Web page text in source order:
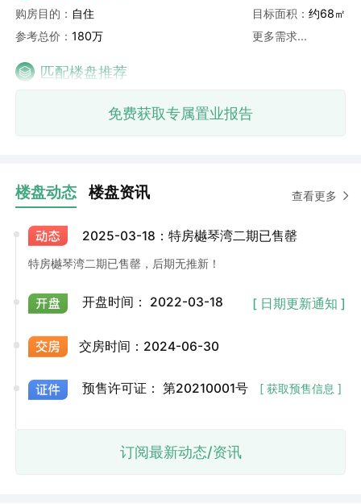
购房目的： 自住
参考总价：180万
目标面积： 约68㎡
更多需求...
匹配楼盘推荐
免费获取专属置业报告
楼盘动态 楼盘资讯 查看更多
2025-03-18：特房樾琴湾二期已售罄
特房樾琴湾二期已售罄，后期无推新！
开盘时间： 2022-03-18 [ 日期更新通知 ]
交房时间： 2024-06-30
预售许可证： 第20210001号 [ 获取预售信息 ]
订阅最新动态/资讯